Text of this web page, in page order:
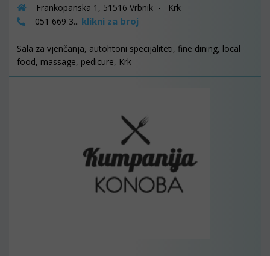
Frankopanska 1, 51516 Vrbnik - Krk
051 669 3... klikni za broj
Sala za vjenčanja, autohtoni specijaliteti, fine dining, local
food, massage, pedicure, Krk